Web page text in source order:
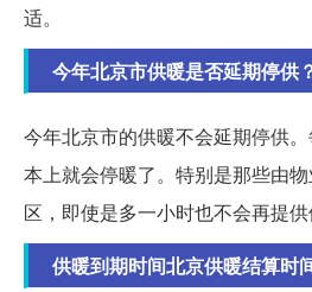
适。
今年北京市供暖是否延期停供
今年北京市的供暖不会延期停供
本上就会停暖了。特别是那些由
区，即使是多一小时也不会再提供
供暖到期时间北京供暖结算时